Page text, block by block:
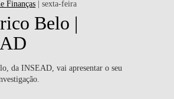
Finanças | sexta-feira
Belo |
da INSEAD, vai apresentar o seu